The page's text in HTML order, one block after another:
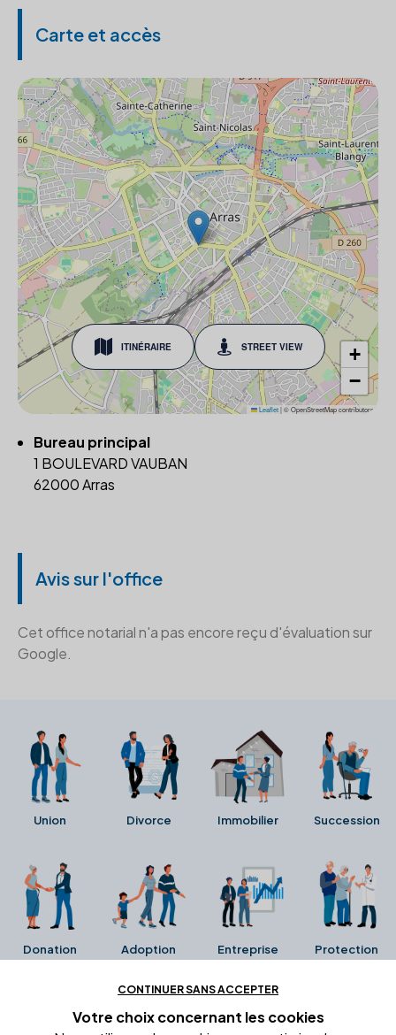
Carte et accès
ITINÉRAIRE STREET VIEW
+
−
Leaflet|© OpenStreetMap contributors
Bureau principal
1 BOULEVARD VAUBAN
62000 Arras
Avis sur l'office
Cet office notarial n'a pas encore reçu d'évaluation sur
Google.
Union Divorce Immobilier Succession
Donation Adoption Entreprise Protection
Ces avis proviennent directement de la fiche Google
CONTINUER SANS ACCEPTER
Votre choix concernant les cookies